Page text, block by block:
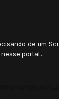
de um
portal...